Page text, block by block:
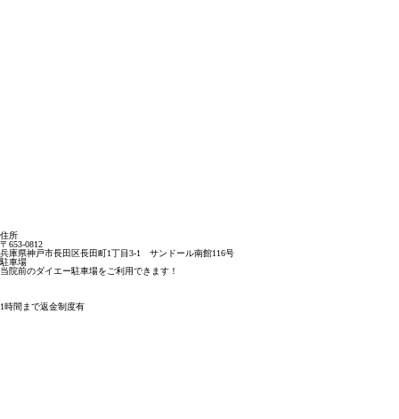
住所
〒653-0812
兵庫県神戸市長田区長田町1丁目3-1 サンドール南館116号
駐車場
当院前のダイエー駐車場をご利用できます！
1時間まで返金制度有